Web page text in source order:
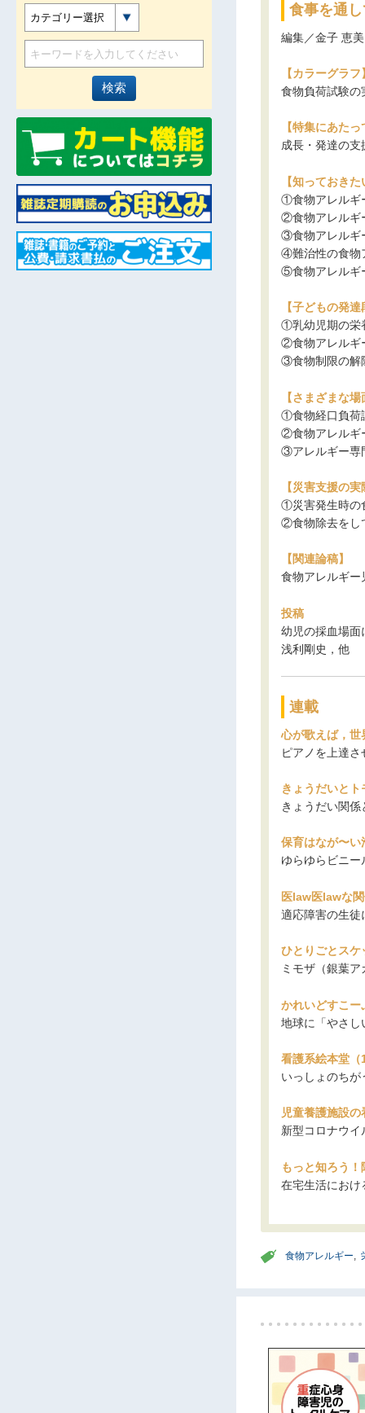
食事を通
編集／金子 恵美
【カラーグラフ
食物負荷試験の
【特集にあたっ
成長・発達の
【知っておき
①食物アレルギ
②食物アレルギ
③食物アレルギ
④難治性の食物
⑤食物アレルギ
【子どもの発
①乳幼児期の栄
②食物アレルギ
③食物制限の解
【さまざまな
①食物経口負荷
②食物アレルギ
③アレルギー専
【災害支援の実
①災害発生時の
②食物除去をし
【関連論稿】
食物アレルギー
投稿
幼児の採血場面
浅利剛史，他
連載
心が歌えば，世
ピアノを上達
きょうだいと
きょうだい関
保育はなが〜い
ゆらゆらビニ
医law医lawな
適応障害の生徒
ひとりごとスケ
ミモザ（銀葉
かれいどすこー
地球に「やさし
看護系絵本堂（
いっしょのち
児童養護施設
新型コロナウ
もっと知ろう
在宅生活におけ
食物アレルギー,
カテゴリー選択